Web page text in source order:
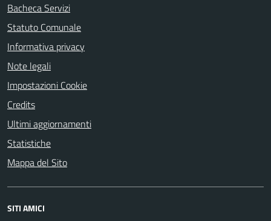
Bacheca Servizi
Statuto Comunale
Informativa privacy
Note legali
Impostazioni Cookie
Credits
Ultimi aggiornamenti
Statistiche
Mappa del Sito
SITI AMICI